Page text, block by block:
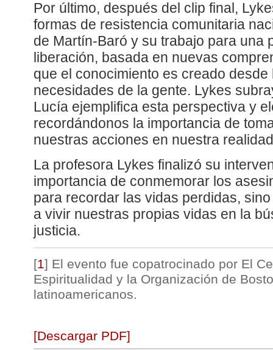
Por último, después del clip final,
formas de resistencia comunitaria
de Martín-Baró y su trabajo para una
liberación, basada en nuevas
que el conocimiento es creado
necesidades de la gente. Lykes
Lucía ejemplifica esta perspectiva y
recordándonos la importancia de
nuestras acciones en nuestra
La profesora Lykes finalizó su
importancia de conmemorar los
para recordar las vidas perdidas,
a vivir nuestras propias vidas en la
justicia.
[1] El evento fue copatrocinado por El
Espiritualidad y la Organización de
latinoamericanos.
[Descargar PDF]